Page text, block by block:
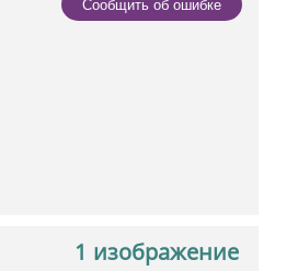
Сообщить об ошибке
1 изображение